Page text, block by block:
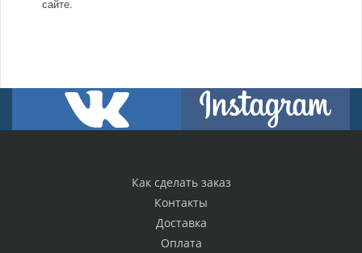
сайте.
Как сделать заказ
Контакты
Доставка
Оплата